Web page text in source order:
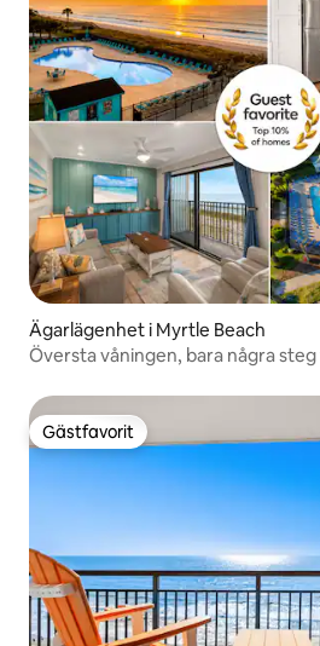
Ägarlägenhet i Myrtle Beach
Översta våningen, bara några steg
Gästfavorit
Gästfavorit